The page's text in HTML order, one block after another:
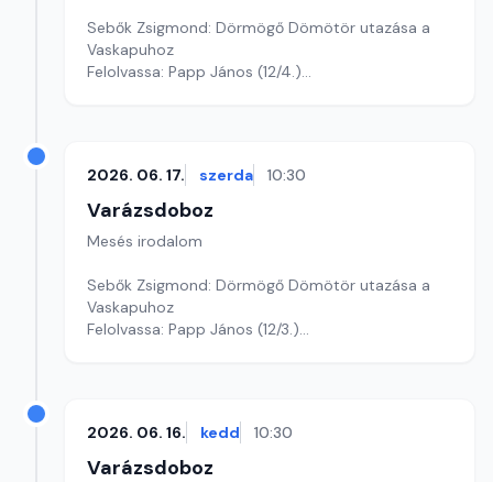
Sebők Zsigmond: Dörmögő Dömötör utazása a
Vaskapuhoz
Felolvassa: Papp János (12/4.)
2026. 06. 17. szerda 10:30
Varázsdoboz
Mesés irodalom
Sebők Zsigmond: Dörmögő Dömötör utazása a
Vaskapuhoz
Felolvassa: Papp János (12/3.)
2026. 06. 16. kedd 10:30
Varázsdoboz